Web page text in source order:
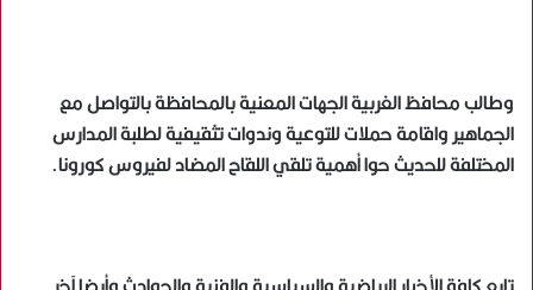
وطالب محافظ الغربية الجهات المعنية بالمحافظة بالتواصل مع
الجماهير واقامة حملات للتوعية وندوات تثقيفية لطلبة المدارس
المختلفة للحديث حوا أهمية تلقي اللقاح المضاد لفيروس كورونا.